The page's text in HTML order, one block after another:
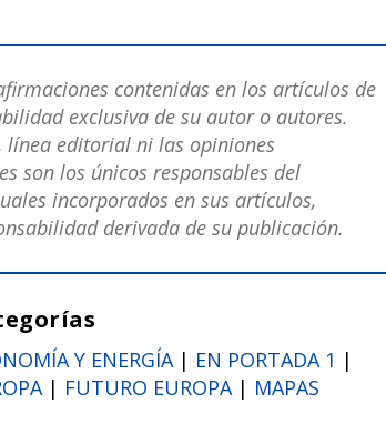
contenidas en los artículos de
exclusiva de su autor o autores.
línea editorial ni las opiniones
son los únicos responsables del
incorporados en sus artículos,
derivada de su publicación.
Y ENERGÍA | EN PORTADA 1 |
| FUTURO EUROPA | MAPAS